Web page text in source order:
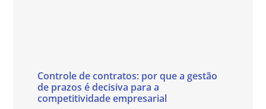
Controle de contratos: por que a gestão
de prazos é decisiva para a
competitividade empresarial